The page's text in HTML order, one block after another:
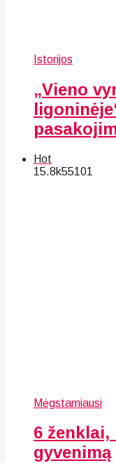
Istorijos
„Vieno
Hot
15.8k55101
Mėgstamiausi
6 ženklai,
gyvenimą